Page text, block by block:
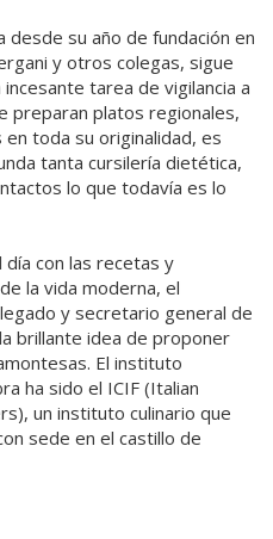
desde su año de fundación en
y otros colegas, sigue
tarea de vigilancia a
preparan platos regionales,
toda su originalidad, es
tanta cursilería dietética,
lo que todavía es lo
con las recetas y
la vida moderna, el
y secretario general de
brillante idea de proponer
El instituto
ha sido el ICIF (Italian
un instituto culinario que
sede en el castillo de